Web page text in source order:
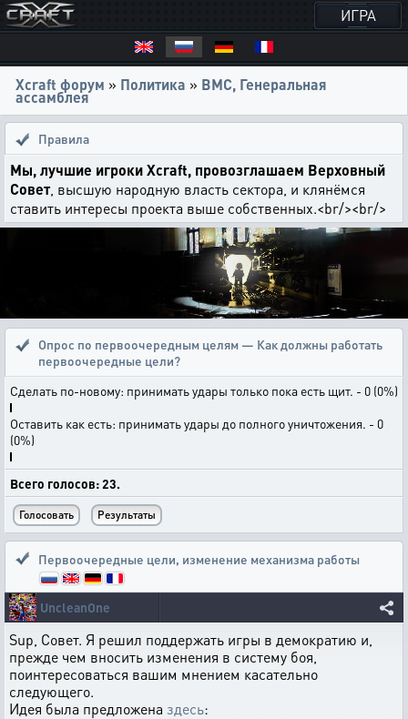
ИГРА
Xcraft форум » Политика » ВМС, Генеральная
ассамблея
Правила
Мы, лучшие игроки Xcraft, провозглашаем Верховный
Совет, высшую народную власть сектора, и клянёмся
ставить интересы проекта выше собственных.<br/><br/>
Опрос по первоочередным целям — Как должны работать
первоочередные цели?
Сделать по-новому: принимать удары только пока есть щит. - 0 (0%)
Оставить как есть: принимать удары до полного уничтожения. - 0
(0%)
Всего голосов: 23.
Первоочередные цели, изменение механизма работы
UncleanOne
Sup, Совет. Я решил поддержать игры в демократию и,
прежде чем вносить изменения в систему боя,
поинтересоваться вашим мнением касательно
следующего.
Идея была предложена здесь: